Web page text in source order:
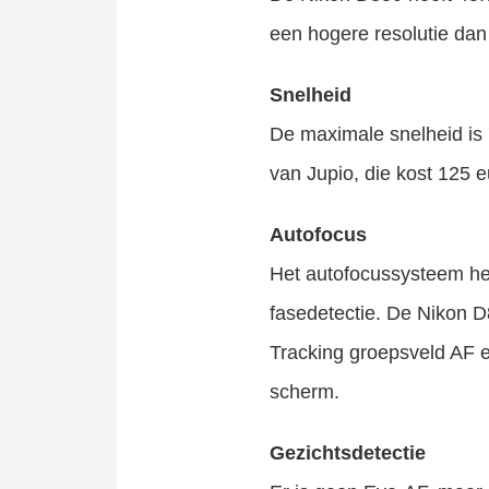
een hogere resolutie
Snelheid
De maximale snelheid
van Jupio, die kost 125
Autofocus
Het autofocussysteem
fasedetectie. De Nikon
Tracking groepsveld AF
scherm.
Gezichtsdetectie